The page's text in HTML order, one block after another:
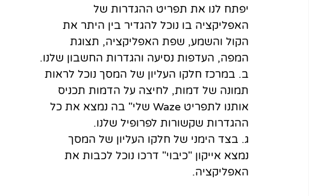
יפתח לנו את תפריט ההגדרות של
האפליקציה בו נוכל להגדיר בין היתר את
הקול והשמע, שפת האפליקציה, תצוגת
המפה, העדפות נסיעה והגדרות החשבון שלנו.
ב. במרכז חלקו העליון של המסך נוכל לראות
תמונה של דמות, לחיצה על הדמות תכניס
אותנו לתפריט Waze שלי" בה נמצא את כל
ההגדרות שקשורות לפרופיל שלנו.
ג. בצד הימני של חלקו העליון של המסך
נמצא אייקון "כיבוי" דרכו נוכל לכבות את
האפליקציה.